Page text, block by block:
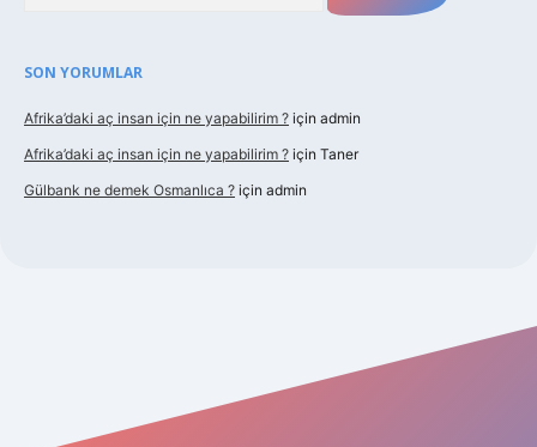
SON YORUMLAR
Afrika’daki aç insan için ne yapabilirim ? için admin
Afrika’daki aç insan için ne yapabilirim ? için Taner
Gülbank ne demek Osmanlıca ? için admin